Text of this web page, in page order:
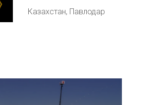
Казахстан, Павлодар